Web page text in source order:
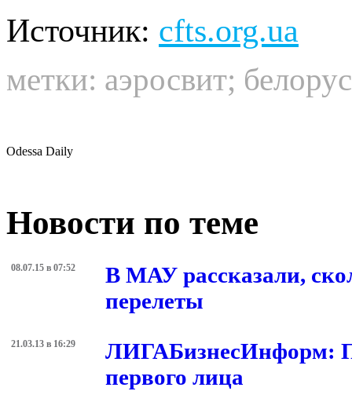
Источник: cfts.org.ua
метки: аэросвит;
Odessa Daily
Новости по теме
08.07.15 в 07:52
В МАУ рассказали,
перелеты
21.03.13 в 16:29
ЛИГАБизнесИнформ:
первого лица